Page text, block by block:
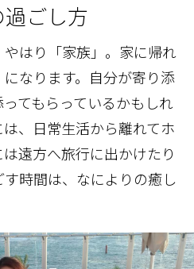
ごし方
はり「家族」。家に帰れ
なります。自分が寄り添
てもらっているかもしれ
、日常生活から離れてホ
遠方へ旅行に出かけたり
時間は、なによりの癒し